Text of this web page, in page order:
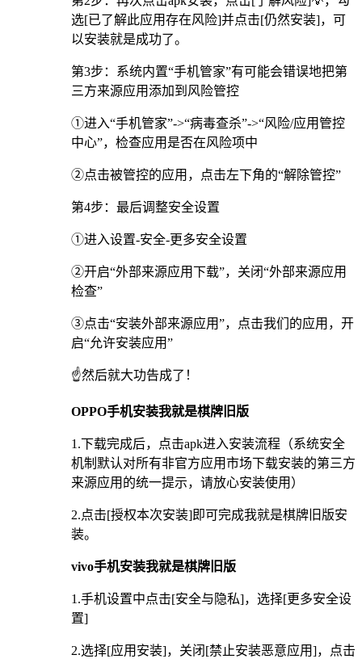
选[已了解此应用存在风险]并点击[仍然安装]，可
以安装就是成功了。
第3步：系统内置“手机管家”有可能会错误地把第
三方来源应用添加到风险管控
①进入“手机管家”->“病毒查杀”->“风险/应用管控
中心”，检查应用是否在风险项中
②点击被管控的应用，点击左下角的“解除管控”
第4步：最后调整安全设置
①进入设置-安全-更多安全设置
②开启“外部来源应用下载”，关闭“外部来源应用
检查”
③点击“安装外部来源应用”，点击我们的应用，开
启“允许安装应用”
☝️然后就大功告成了！
OPPO手机安装我就是棋牌旧版
1.下载完成后，点击apk进入安装流程（系统安全
机制默认对所有非官方应用市场下载安装的第三方
来源应用的统一提示，请放心安装使用）
2.点击[授权本次安装]即可完成我就是棋牌旧版安
装。
vivo手机安装我就是棋牌旧版
1.手机设置中点击[安全与隐私]，选择[更多安全设
置]
2.选择[应用安装]，关闭[禁止安装恶意应用]，点击